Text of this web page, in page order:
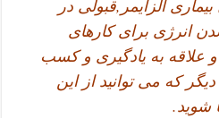
آلزایمر,قبولی در
انرژی برای کارهای
به یادگیری و کسب
که می توانید از این
شوید.